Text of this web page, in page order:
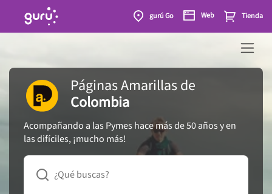
gurú Go Web Tienda
Páginas Amarillasde
Colombia
Acompañando a las Pymes hace más de 50 años y en
las difíciles, ¡mucho más!
¿Qué buscas?